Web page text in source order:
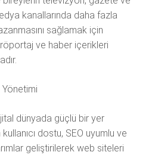
kanallarında daha fazla
sağlamak için
ve haber içerikleri
Yönetimi
dünyada güçlü bir yer
dostu, SEO uyumlu ve
geliştirilerek web siteleri